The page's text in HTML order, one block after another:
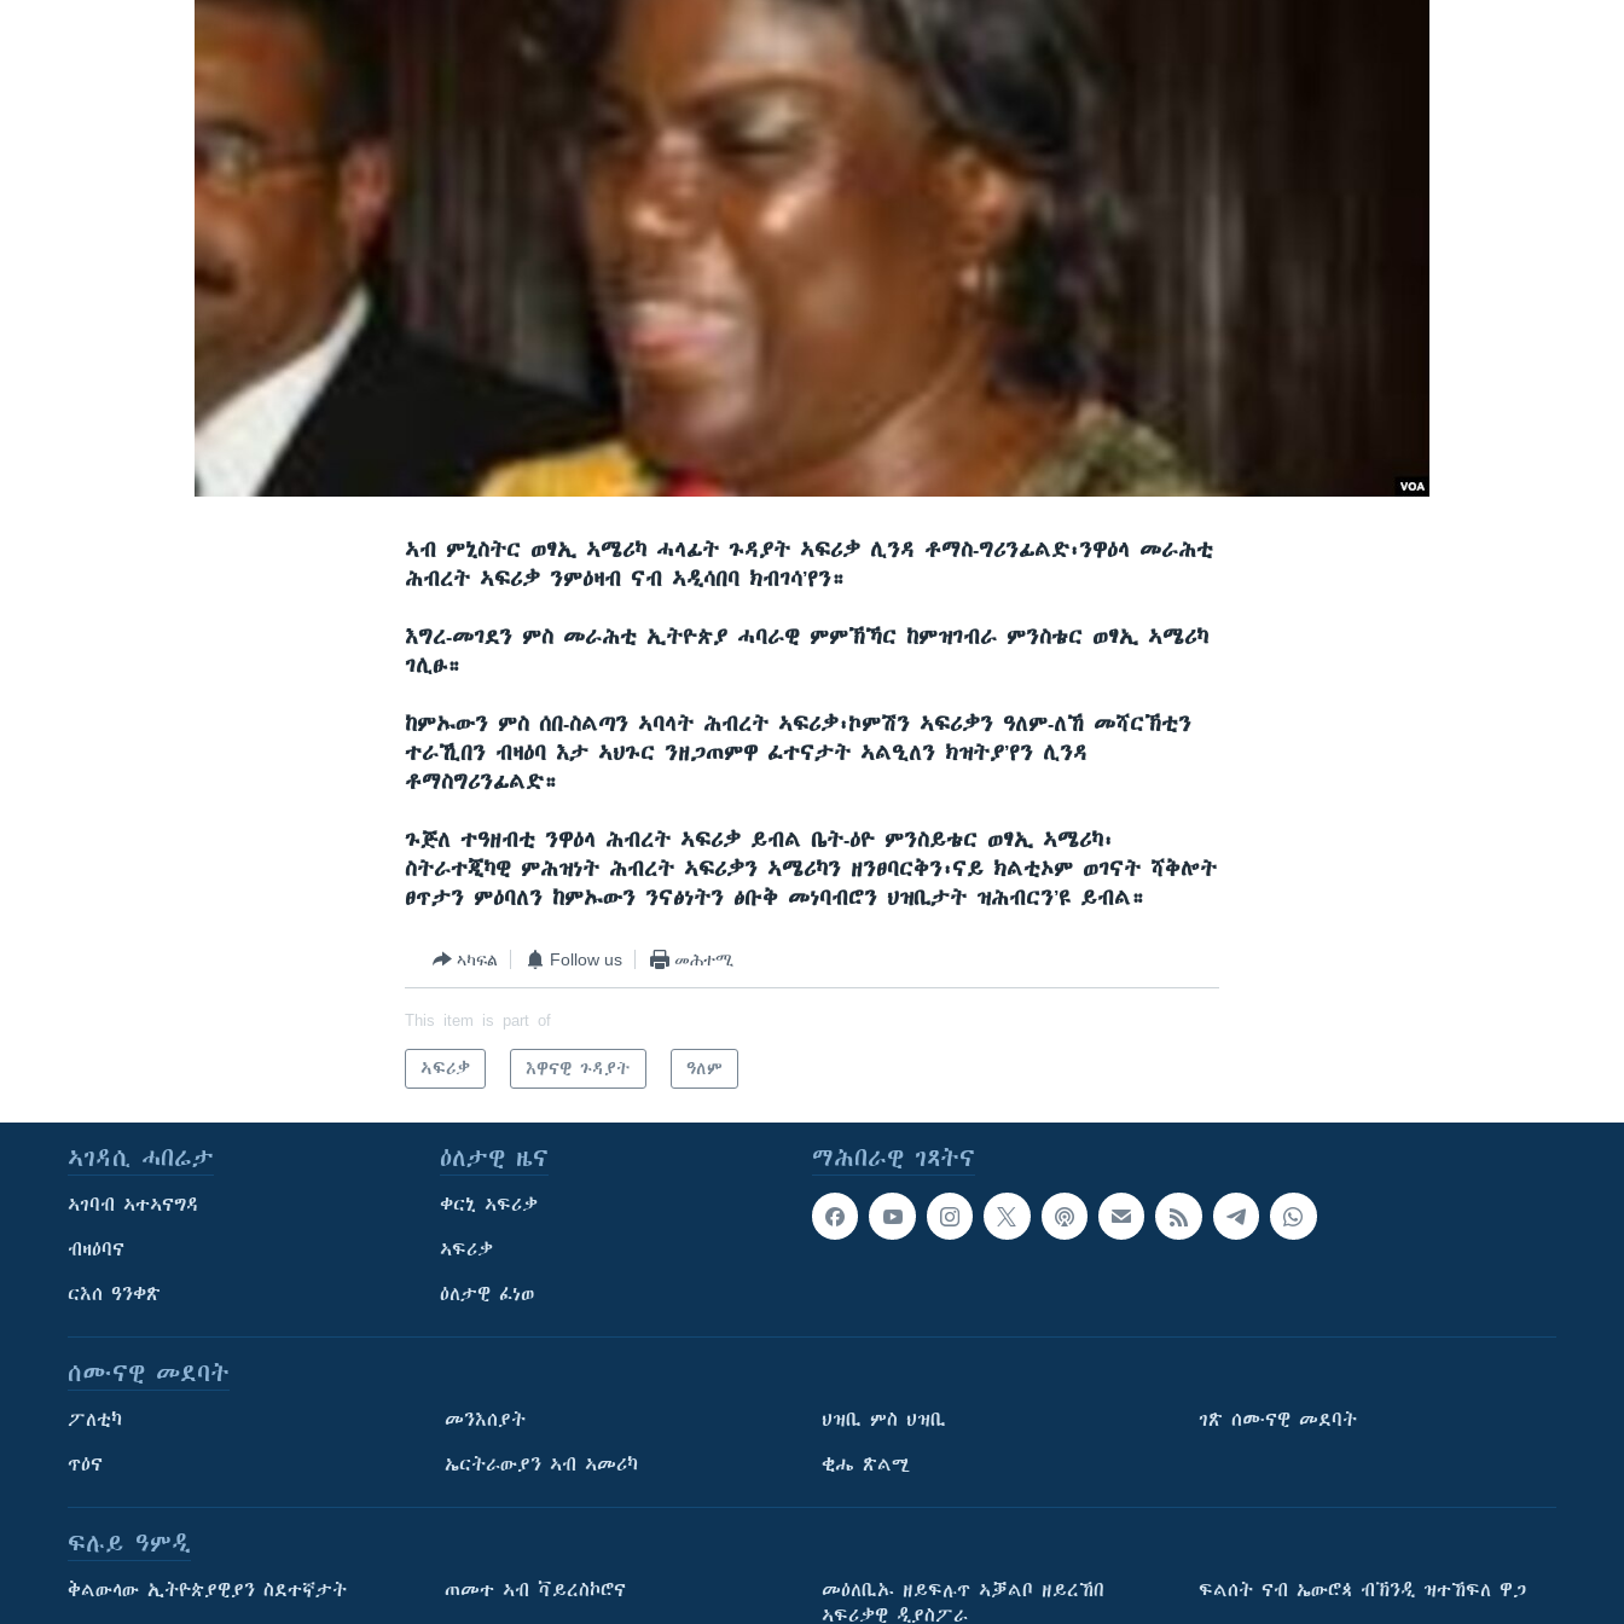
ትምህርቲ እንግሊዝኛ
ኣብ ምኒስትር ወፃኢ ኣሜሪካ ሓላፊት ጉዳያት ኣፍሪቃ ሊንዳ ቶማስ-ግሪንፊልድ፡ንዋዕላ መራሕቲ
ሕብረት ኣፍሪቃ ንምዕዛብ ናብ ኣዲሳበባ ክብገሳ’የን።
እግረ-መገደን ምስ መራሕቲ ኢትዮጵያ ሓባራዊ ምምኽኻር ከምዝገብራ ምንስቴር ወፃኢ ኣሜሪካ
ገሊፁ።
ከምኡውን ምስ ሰበ-ስልጣን ኣባላት ሕብረት ኣፍሪቃ፡ኮምሽን ኣፍሪቃን ዓለም-ለኸ መሻርኽቲን
ተራኺበን ብዛዕባ እታ ኣህጉር ንዘጋጠምዋ ፈተናታት ኣልዒለን ክዝትያ’የን ሊንዳ
ቶማስግሪንፊልድ።
ጉጅለ ተዓዘብቲ ንዋዕላ ሕብረት ኣፍሪቃ ይብል ቤት-ዕዮ ምንስይቴር ወፃኢ ኣሜሪካ፡
ስትራተጂካዊ ምሕዝነት ሕብረት ኣፍሪቃን ኣሜሪካን ዘንፀባርቅን፡ናይ ክልቲኦም ወገናት ሻቅሎት
ፀጥታን ምዕባለን ከምኡውን ንናፅነትን ፅቡቅ መነባብሮን ህዝቢታት ዝሕብርን’ዩ ይብል።
ኣካፍል Follow us መሕተሚ
This item is part of
ኣፍሪቃ እዋናዊ ጉዳያት ዓለም
ማሕበራዊ ገጻትና
ኣገዳሲ ሓበሬታ
ኣገባብ ኣተኣናግዳ
ብዛዕባና
ርእሰ ዓንቀጽ
ዕለታዊ ዜና
ቀርኒ ኣፍሪቃ
ኣፍሪቃ
ዕለታዊ ፈነወ
ሰሙናዊ መደባት
ፖለቲካ
ጥዕና
መንእሰያት
ኤርትራውያን ኣብ ኣመሪካ
ህዝቢ ምስ ህዝቢ
ቂሔ ጽልሚ
ገጽ ሰሙናዊ መደባት
ፍሉይ ዓምዲ
ቅልውላው ኢትዮጵያዊያን ስደተኛታት ጠመተ ኣብ ቫይረስኮሮና
መዕለቢኡ ዘይፍሉጥ ኣቓልቦ ዘይረኸበ
ኣፍሪቃዊ ዲያስፖራ
ፍልሰት ናብ ኤውሮጳ ብኽንዲ ዝተኸፍለ ዋጋ